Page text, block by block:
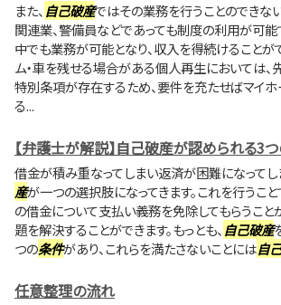
また、 自己破産ではその業務を行うことのできな
関連業、警備員などであっても制度の利用が可能
中でも業務が可能となり、収入を得続けることが
ム・車を残せる場合がある個人再生においては
特別条項が存在するため、要件を充たせばマイ
る...
【弁護士が解説】自己破産が認められる3
借金が積み重なってしまい返済が困難になってし
産が一つの選択肢になってきます。これを行うこ
の借金について支払い義務を免除してもらうこと
題を解決することができます。もっとも、 自己破産
つの条件があり、これらを満たさないことには自
任意整理の流れ